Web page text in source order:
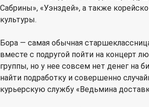
Сабрины», «Уэнздей», а также
культуры.
Бора — самая обычная
вместе с подругой пойти на концерт
группы, но у нее совсем нет денег на
найти подработку и совершенно
курьерскую службу «Ведьмина